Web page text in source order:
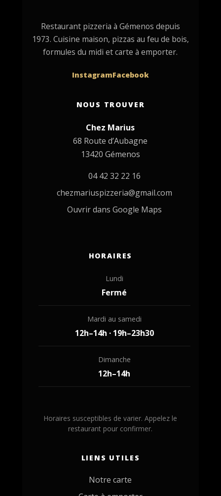
Restaurant pizzeria à Gémenos depuis
1973. Cuisine maison, pizzas au feu de bois,
formules du midi et carte à emporter.
InstagramFacebook
NOUS TROUVER
Chez Marius
68 Route d’Aubagne
13420 Gémenos
04 42 32 22 16
chezmariuspizzeria@gmail.com
Ouvrir dans Google Maps
HORAIRES
Lundi
Fermé
Mardi au samedi
12h–14h · 19h–23h30
Dimanche
12h–14h
Horaires susceptibles de varier. Appelez le
restaurant pour confirmer.
LIENS UTILES
Notre carte